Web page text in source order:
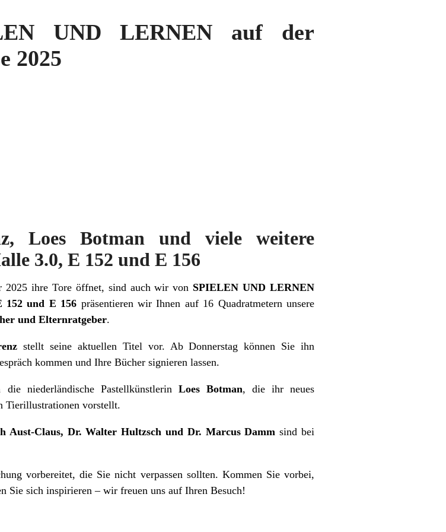
UND LERNEN auf der
2025
Loes Botman und viele weitere
3.0, E 152 und E 156
2025 ihre Tore öffnet, sind auch wir von SPIELEN UND LERNEN
152 und E 156 präsentieren wir Ihnen auf 16 Quadratmetern unsere
und Elternratgeber.
stellt seine aktuellen Titel vor. Ab Donnerstag können Sie ihn
kommen und Ihre Bücher signieren lassen.
niederländische Pastellkünstlerin Loes Botman, die ihr neues
Tierillustrationen vorstellt.
Aust-Claus, Dr. Walter Hultzsch und Dr. Marcus Damm sind bei
vorbereitet, die Sie nicht verpassen sollten. Kommen Sie vorbei,
Sie sich inspirieren – wir freuen uns auf Ihren Besuch!